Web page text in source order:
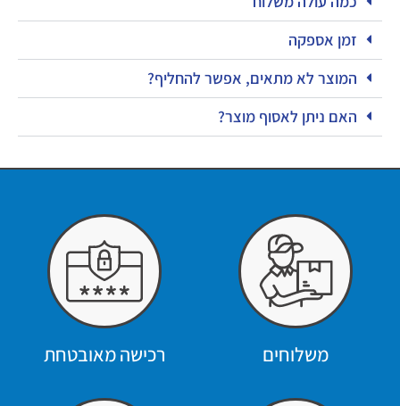
זמן אספקה
המוצר לא מתאים, אפשר להחליף?
האם ניתן לאסוף מוצר?
משלוחים רכישה מאובטחת